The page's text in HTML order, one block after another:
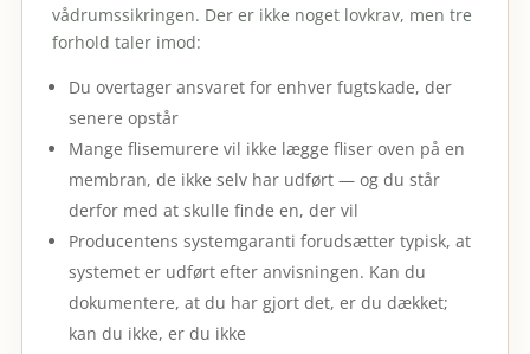
vådrumssikringen. Der er ikke noget lovkrav, men tre
forhold taler imod:
Du overtager ansvaret for enhver fugtskade, der
senere opstår
Mange flisemurere vil ikke lægge fliser oven på en
membran, de ikke selv har udført — og du står
derfor med at skulle finde en, der vil
Producentens systemgaranti forudsætter typisk, at
systemet er udført efter anvisningen. Kan du
dokumentere, at du har gjort det, er du dækket;
kan du ikke, er du ikke